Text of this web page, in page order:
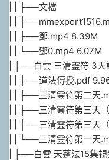
| | ├──文檔
| |
| | ├──鄧.mp4 8.39M
| | └──鄧0.mp4 6.07M
| ├──白雲 三清靈符 3
| | ├──道法傳授.pdf
| | ├──三清靈符第二天
| | ├──三清靈符第三天
| | ├──三清靈符第三天
| | └──三清靈符第一天
| ├──白雲 天蓬法15集